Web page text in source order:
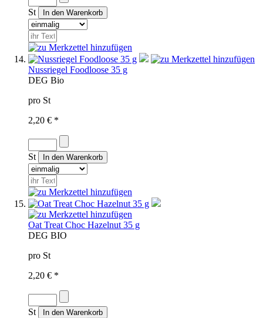
St
Nussriegel Foodloose 35 g
DEG Bio
pro St
2,20 € *
St
Oat Treat Choc Hazelnut 35 g
DEG BIO
pro St
2,20 € *
St